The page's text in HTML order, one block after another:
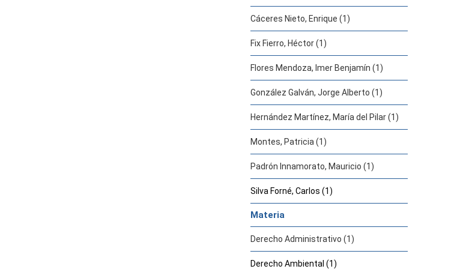
Cáceres Nieto, Enrique (1)
Fix Fierro, Héctor (1)
Flores Mendoza, Imer Benjamín (1)
González Galván, Jorge Alberto (1)
Hernández Martínez, María del Pilar (1)
Montes, Patricia (1)
Padrón Innamorato, Mauricio (1)
Silva Forné, Carlos (1)
Materia
Derecho Administrativo (1)
Derecho Ambiental (1)